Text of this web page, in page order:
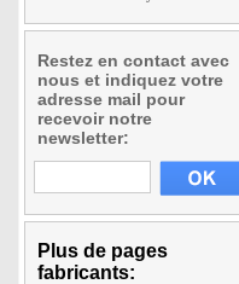
Restez en contact avec
nous et indiquez votre
adresse mail pour
recevoir notre
newsletter:
Plus de pages
fabricants: